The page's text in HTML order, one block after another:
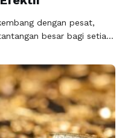
dengan pesat,
besar bagi setiap
digital. Salah satu
diperhatikan adalah
secara langsung dapat
dan return on
ini …Baca